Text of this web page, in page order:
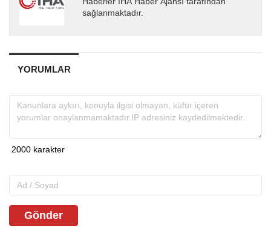
sağlanmaktadır.
YORUMLAR
Gönder